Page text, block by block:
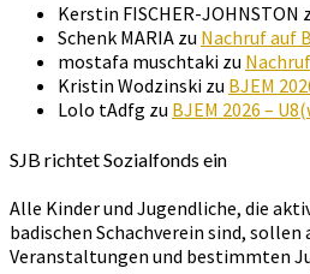
Kerstin FISCHER-JOHNSTON
Schenk MARIA zu Nachruf auf
mostafa muschtaki zu
Kristin Wodzinski zu BJEM
Lolo tAdfg zu BJEM 2026 –
SJB richtet Sozialfonds ein
Alle Kinder und Jugendliche, die
badischen Schachverein sind, sollen
Veranstaltungen und bestimmten